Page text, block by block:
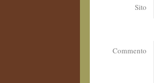
Sito
Commento